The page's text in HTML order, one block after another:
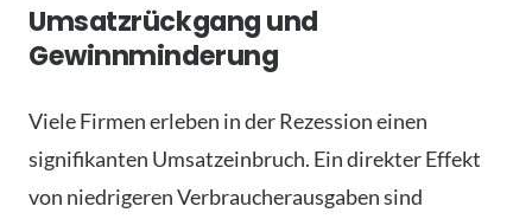
Umsatzrückgang und
Gewinnminderung
Viele Firmen erleben in der Rezession einen
signifikanten Umsatzeinbruch. Ein direkter Effekt
von niedrigeren Verbraucherausgaben sind